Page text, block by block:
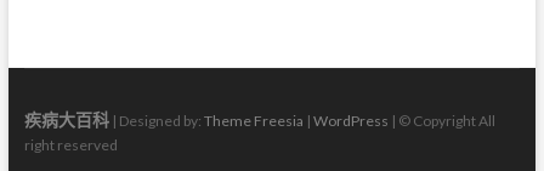
疾病大百科| Designed by: Theme Freesia | WordPress | © Copyright All
right reserved